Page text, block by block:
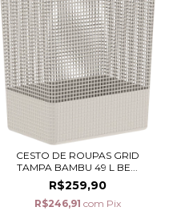
CESTO DE ROUPAS GRID
TAMPA BAMBU 49 L BE...
R$259,90
R$246,91 com Pix